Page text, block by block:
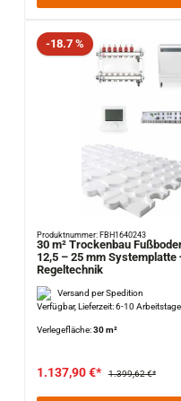
Rabatt
-18.7 %
Produktnummer: FBH1640243
30 m² Trockenbau
12,5 – 25 mm
Regeltechnik
Versand per Spedition
Verfügbar, Lieferzeit: 6-10 Arbeitstage
Verlegefläche:30 m²
1.137,90 €* 1.399,62 €*